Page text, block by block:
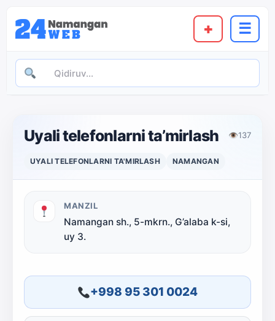
+ ☰
Uyali telefonlarni ta’mirlash 👁137
UYALI TELEFONLARNI TA'MIRLASH NAMANGAN
MANZIL
Namangan sh., 5-mkrn., G’alaba k-si,
uy 3.
+998 95 301 0024